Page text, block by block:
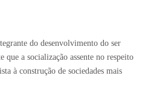
do desenvolvimento do ser
a socialização assente no respeito
à construção de sociedades mais